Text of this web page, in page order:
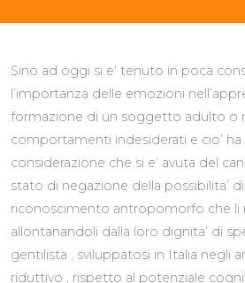
Sino ad oggi si e’ tenuto in poca
l’importanza delle emozioni
formazione di un soggetto adulto o
comportamenti indesiderati e cio’
considerazione che si e’ avuta del
stato di negazione della possibilita’
riconoscimento antropomorfo che li
allontanandoli dalla loro dignita’ di
gentilista , sviluppatosi in Italia negli
riduttivo , rispetto al potenziale